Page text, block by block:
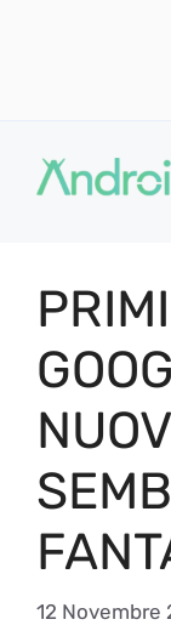
contenuto
12 Novembre